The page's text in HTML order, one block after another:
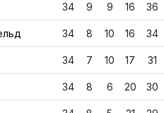
34 9 9 16 36
34 8 10 16 34
34 7 10 17 31
34 8 6 20 30